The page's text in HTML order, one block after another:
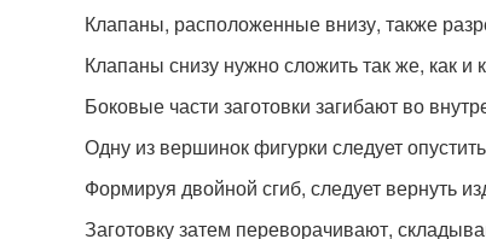
Клапаны, расположенные внизу, также
Клапаны снизу нужно сложить так же, как и
Боковые части заготовки загибают во
Одну из вершинок фигурки следует
Формируя двойной сгиб, следует вернуть
Заготовку затем переворачивают,